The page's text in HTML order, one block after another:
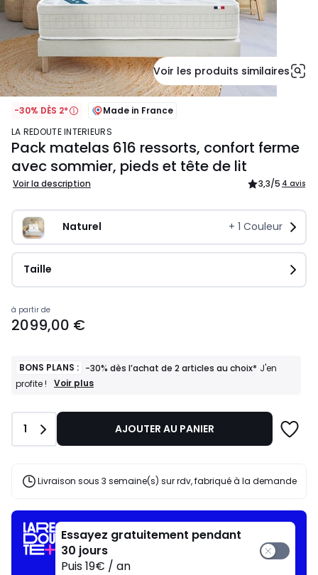
Voir les produits similaires
-30% DÈS 2*
Made in France
LA REDOUTE INTERIEURS
Pack matelas 616 ressorts, confort ferme
avec sommier, pieds et tête de lit
Voir la description 3,3/5 4 avis
Naturel + 1 Couleur
Taille
Prix
à
2099,00
€.
à partir de
2099,00 €
BONS PLANS : -30% dès l’achat de 2 articles au choix* J'en
profite !
BONS
-30%
l’achat
articles
profite
!
Voir plus
Quantité
1 AJOUTER AU PANIER
Livraison sous 3 semaine(s) sur rdv, fabriqué à la demande
Essayez gratuitement pendant
30 jours
Puis 19€ / an